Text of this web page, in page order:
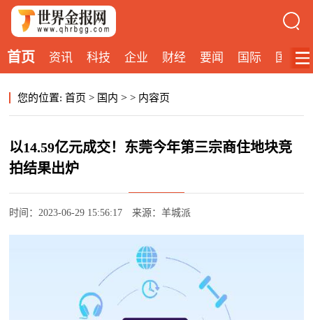
首页 资讯 科技 企业 财经 要闻 国际 国内
您的位置: 首页 > 国内 > > 内容页
以14.59亿元成交！东莞今年第三宗商住地块竞
拍结果出炉
时间：2023-06-29 15:56:17 来源：羊城派